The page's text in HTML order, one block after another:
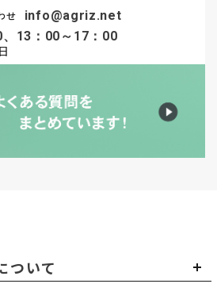
せ
info@agriz.net
13：00～17：00
ついて